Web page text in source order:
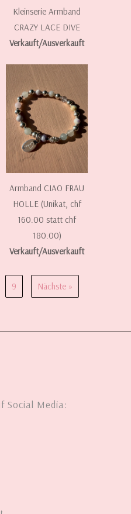
Kleinserie Armband
CRAZY LACE DIVE
Verkauft/Ausverkauft
Armband CIAO FRAU
HOLLE (Unikat, chf
160.00 statt chf
180.00)
Verkauft/Ausverkauft
9 Nächste »
Social Media: